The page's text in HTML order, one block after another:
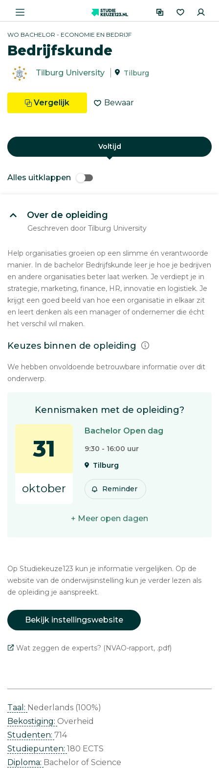
WO BACHELOR - ECONOMIE EN BEDRIJF
Bedrijfskunde
Tilburg University Tilburg
Vergelijk Bewaar
Voltijd
Alles uitklappen
Over de opleiding
Geschreven door Tilburg University
Help organisaties groeien op een slimme én verantwoorde
manier. In de bachelor Bedrijfskunde leer je hoe je bedrijven
en andere organisaties beter laat werken. Je verdiept je in
strategie, marketing, finance, HR, innovatie en logistiek. Je
krijgt een goed beeld van hoe een organisatie in elkaar zit
en leert denken als een manager of ondernemer die écht
het verschil wil maken.
Keuzes binnen de opleiding
We hebben onvoldoende betrouwbare informatie over dit
onderwerp.
Kennismaken met de opleiding?
31
oktober
Bachelor Open dag
9:30 - 16:00 uur
Tilburg
Reminder
+ Meer open dagen
Op Studiekeuze123 kun je informatie vergelijken. Op de
website van de onderwijsinstelling kun je verder lezen als
de opleiding je aanspreekt.
Bekijk instellingswebsite
Wat zeggen de experts? (NVAO-rapport, .pdf)
Taal: Nederlands (100%)
Bekostiging: Overheid
Studenten: 714
Studiepunten: 180 ECTS
Diploma: Bachelor of Science